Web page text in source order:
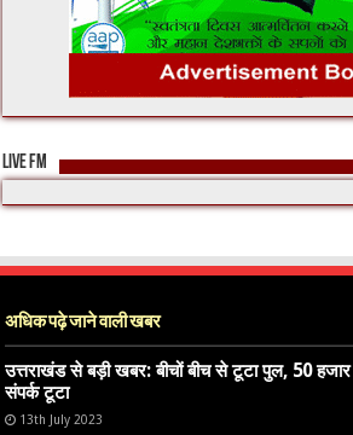
LIVE FM
अधिक पढ़े जाने वाली खबर
उत्तराखंड से बड़ी खबर: बीचों बीच से टूटा पुल, 50
संपर्क टूटा
13th July 2023